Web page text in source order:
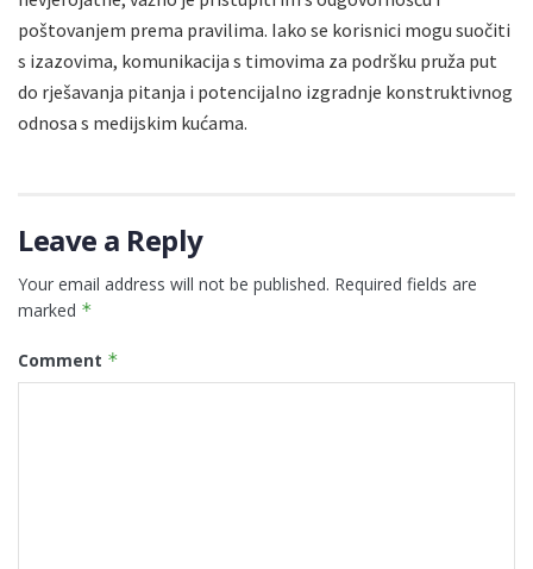
poštovanjem prema pravilima. Iako se korisnici mogu suočiti
s izazovima, komunikacija s timovima za podršku pruža put
do rješavanja pitanja i potencijalno izgradnje konstruktivnog
odnosa s medijskim kućama.
Leave a Reply
Your email address will not be published. Required fields are
marked *
Comment *